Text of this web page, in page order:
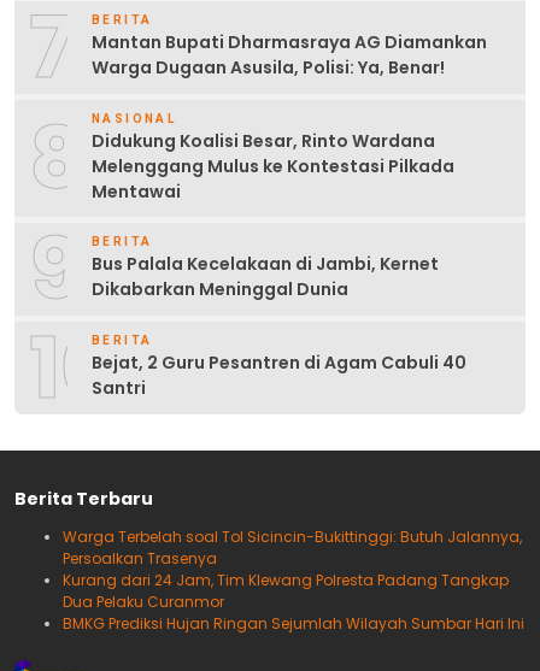
7 BERITA
Mantan Bupati Dharmasraya AG Diamankan
Warga Dugaan Asusila, Polisi: Ya, Benar!
8 NASIONAL
Didukung Koalisi Besar, Rinto Wardana
Melenggang Mulus ke Kontestasi Pilkada
Mentawai
9 BERITA
Bus Palala Kecelakaan di Jambi, Kernet
Dikabarkan Meninggal Dunia
10BERITA
Bejat, 2 Guru Pesantren di Agam Cabuli 40
Santri
Berita Terbaru
Warga Terbelah soal Tol Sicincin-Bukittinggi: Butuh Jalannya,
Persoalkan Trasenya
Kurang dari 24 Jam, Tim Klewang Polresta Padang Tangkap
Dua Pelaku Curanmor
BMKG Prediksi Hujan Ringan Sejumlah Wilayah Sumbar Hari Ini